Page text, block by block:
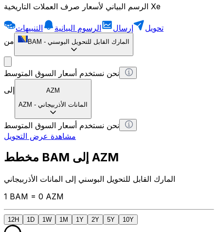
الرسم البياني لأسعار صرف العملات التاريخية Xe
تحويل إرسال الرسوم البيانية
التنبيهات
من
BAM - المارك القابل للتحويل البوسني
نحن نستخدم أسعار السوق المتوسط
إلى
AZM
AZM - المانات الأذربيجاني
نحن نستخدم أسعار السوق المتوسط
مشاهدة عرض التحويل
مخطط BAM إلى AZM
المارك القابل للتحويل البوسني إلى المانات الأذربيجاني
1 BAM = 0 AZM
12H 1D 1W 1M 1Y 2Y 5Y 10Y